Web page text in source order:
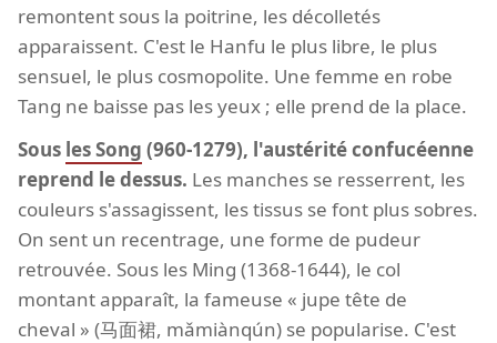
remontent sous la poitrine, les décolletés
apparaissent. C'est le Hanfu le plus libre, le plus
sensuel, le plus cosmopolite. Une femme en robe
Tang ne baisse pas les yeux ; elle prend de la place.
Sous les Song (960-1279), l'austérité confucéenne
reprend le dessus. Les manches se resserrent, les
couleurs s'assagissent, les tissus se font plus sobres.
On sent un recentrage, une forme de pudeur
retrouvée. Sous les Ming (1368-1644), le col
montant apparaît, la fameuse « jupe tête de
cheval » (马面裙, mǎmiànqún) se popularise. C'est